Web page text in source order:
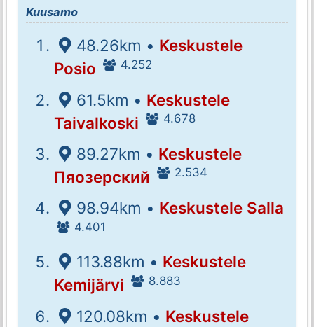
Kuusamo
48.26km • Keskustele
Posio
4.252
61.5km • Keskustele
Taivalkoski
4.678
89.27km • Keskustele
Пяозерский
2.534
98.94km • Keskustele Salla
4.401
113.88km • Keskustele
Kemijärvi
8.883
120.08km • Keskustele